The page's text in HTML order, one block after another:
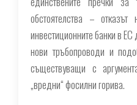
обстоятелства –
инвестиционните банки в
нови тръбопроводи и
съществуващи с
„вредни“ фосилни горива.